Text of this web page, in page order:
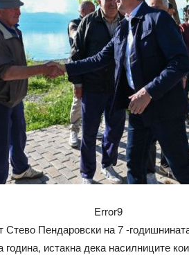
Error9
Стево Пендаровски на 7 -
истакна дека насилниците